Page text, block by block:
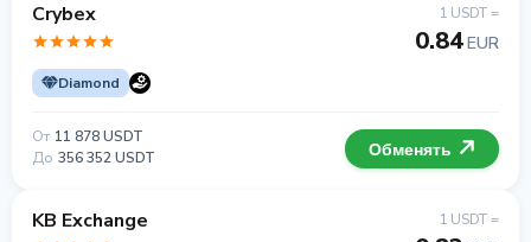
Crybex
Diamond
1 USDT =
0.84EUR
От 11 878 USDT
До 356 352 USDT Обменять
KB Exchange 1 USDT =